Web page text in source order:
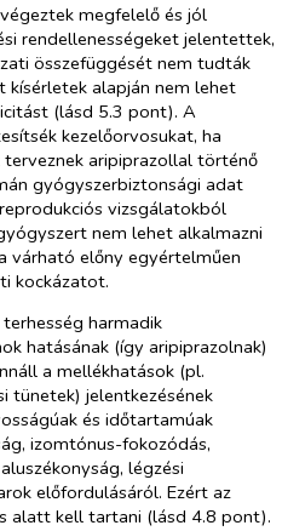
megfelelő és jól
rendellenességeket jelentettek,
összefüggését nem tudták
alapján nem lehet
(lásd 5.3 pont). A
kezelőorvosukat, ha
aripiprazollal történő
gyógyszerbiztonsági adat
vizsgálatokból
nem lehet alkalmazni
várható előny egyértelműen
kockázatot.
harmadik
hatásának (így aripiprazolnak)
a mellékhatások (pl.
tünetek) jelentkezésének
és időtartamúak
izomtónus-fokozódás,
légzési
előfordulásáról. Ezért az
alatt kell tartani (lásd 4.8 pont).